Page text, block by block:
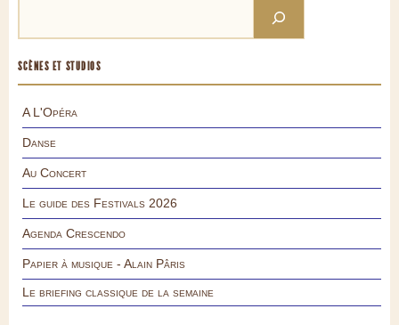
SCÈNES ET STUDIOS
A L'Opéra
Danse
Au Concert
Le guide des Festivals 2026
Agenda Crescendo
Papier à musique - Alain Pâris
Le briefing classique de la semaine